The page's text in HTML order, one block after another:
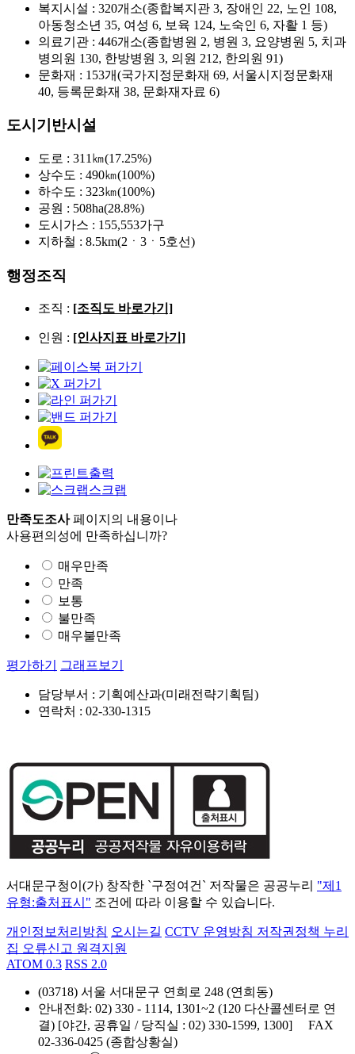
복지시설 : 320개소(종합복지관 3, 장애인 22, 노인 108,
아동청소년 35, 여성 6, 보육 124, 노숙인 6, 자활 1 등)
의료기관 : 446개소(종합병원 2, 병원 3, 요양병원 5, 치과
병의원 130, 한방병원 3, 의원 212, 한의원 91)
문화재 : 153개(국가지정문화재 69, 서울시지정문화재
40, 등록문화재 38, 문화재자료 6)
도시기반시설
도로 : 311㎞(17.25%)
상수도 : 490㎞(100%)
하수도 : 323㎞(100%)
공원 : 508ha(28.8%)
도시가스 : 155,553가구
지하철 : 8.5km(2ㆍ3ㆍ5호선)
행정조직
조직 : [조직도 바로가기]
인원 : [인사지표 바로가기]
출력
스크랩
만족도조사페이지의 내용이나
사용편의성에 만족하십니까?
매우만족
만족
보통
불만족
매우불만족
평가하기 그래프보기
담당부서 : 기획예산과(미래전략기획팀)
연락처 : 02-330-1315
서대문구청이(가) 창작한 `구정여건` 저작물은 공공누리 "제1
유형:출처표시" 조건에 따라 이용할 수 있습니다.
개인정보처리방침 오시는길 CCTV 운영방침 저작권정책 누리
집 오류신고 원격지원
ATOM 0.3 RSS 2.0
(03718) 서울 서대문구 연희로 248 (연희동)
안내전화: 02) 330 - 1114, 1301~2 (120 다산콜센터로 연
결) [야간, 공휴일 / 당직실 : 02) 330-1599, 1300] FAX
02-336-0425 (종합상황실)